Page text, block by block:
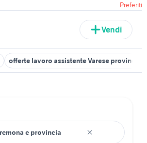
Preferiti
Vendi
offerte lavoro assistente Varese provincia